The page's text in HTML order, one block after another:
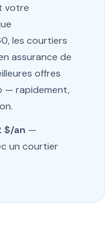
votre
les courtiers
assurance de
offres
— rapidement,
$/an —
un courtier